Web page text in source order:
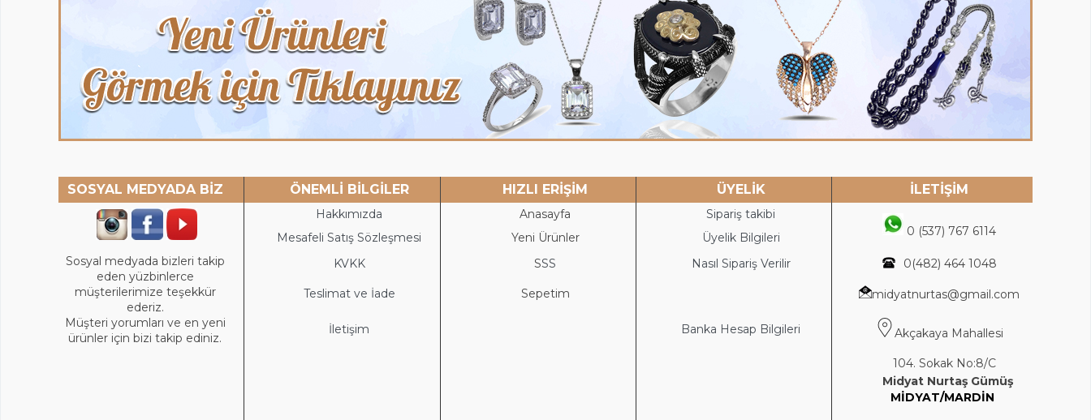
SOSYAL MEDYADA BİZ ÖNEMLİ BİLGİLER HIZLI ERİŞİM ÜYELİK İLETİŞİM
Hakkımızda Anasayfa
Sipariş takibi
0 (537) 767 6114
Mesafeli Satış Sözleşmesi Yeni Ürünler
Üyelik Bilgileri
Sosyal medyada bizleri takip
eden yüzbinlerce
müşterilerimize teşekkür
ederiz.
Müşteri yorumları ve en yeni
ürünler için bizi takip ediniz.
KVKK SSS Nasıl Sipariş Verilir 0(482) 464 1048
Teslimat ve İade Sepetim midyatnurtas@gmail.com
İletişim Banka Hesap Bilgileri Akçakaya Mahallesi
104. Sokak No:8/C
Midyat Nurtaş Gümüş
MİDYAT/MARDİN